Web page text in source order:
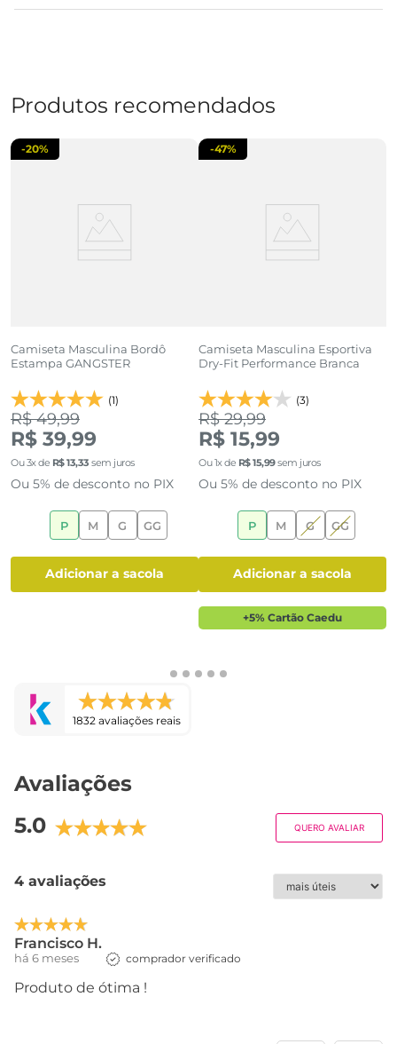
Produtos recomendados
Camiseta Masculina Bordô
Estampa GANGSTER
(1)
-20%
R$ 49,99
R$ 39,99
Ou3x de R$13,33 sem juros
Ou 5% de desconto no PIX
P M G GG
adicionar a sacola
Camiseta Masculina Esportiva
Dry-Fit Performance Branca
(3)
-47%
R$ 29,99
R$ 15,99
Ou1x de R$15,99sem juros
Ou 5% de desconto no PIX
P M G GG
adicionar a sacola
+5% Cartão Caedu
1832 avaliações reais
Avaliações
5.0
QUERO AVALIAR
4 avaliações
Francisco H.
há 6 meses comprador verificado
Produto de ótima !